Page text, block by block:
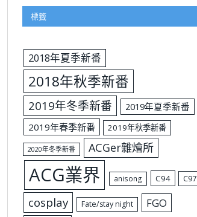
標籤
2018年夏季新番
2018年秋季新番
2019年冬季新番
2019年夏季新番
2019年春季新番
2019年秋季新番
2020年冬季新番 ACGer雜燴所
ACG業界 anisong C94 C97
cosplay Fate/stay night FGO